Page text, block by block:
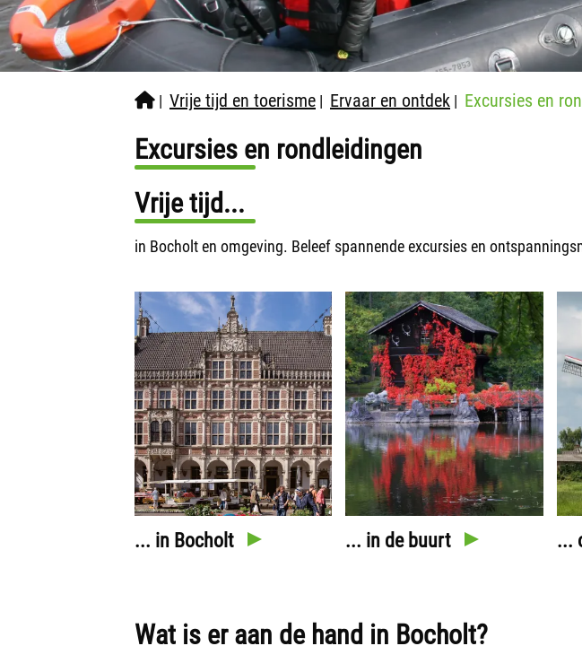
| Vrije tijd en toerisme | Ervaar en ontdek | Excursies en
Excursies en rondleidingen
Vrije tijd...
in Bocholt en omgeving. Beleef spannende excursies en
... in Bocholt ... in de buurt ...
Wat is er aan de hand in Bocholt?